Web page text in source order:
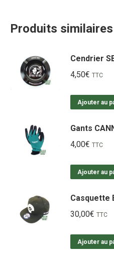
Produits similaires
Cendrier
4,50€ TTC
Ajouter au
Gants
4,00€ TTC
Ajouter au
Casquette
30,00€ TTC
Ajouter au